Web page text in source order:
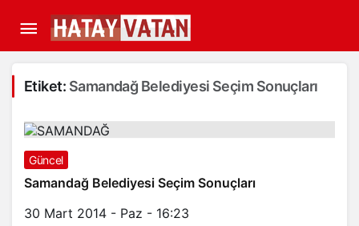
Etiket: Samandağ Belediyesi Seçim Sonuçları
Güncel
Samandağ Belediyesi Seçim Sonuçları
30 Mart 2014 - Paz - 16:23